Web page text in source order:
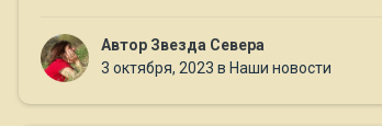
Автор Звезда Севера
3 октября, 2023 в Наши новости